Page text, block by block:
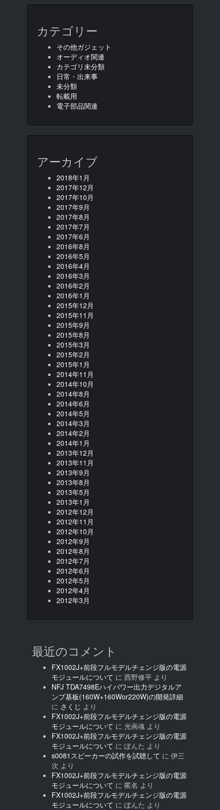
カテゴリー
その他ガジェット
オーディオ関連
カテゴリ未分類
日常・出来事
未分類
転載用
電子部品関連
アーカイブ
2018年1月
2017年12月
2017年10月
2017年9月
2017年8月
2017年7月
2017年6月
2016年8月
2016年5月
2016年4月
2016年3月
2016年2月
2016年1月
2015年12月
2015年11月
2015年9月
2015年8月
2015年3月
2015年2月
2015年1月
2014年11月
2014年10月
2014年8月
2014年6月
2014年5月
2014年3月
2014年2月
2014年1月
2013年12月
2013年11月
2013年9月
2013年8月
2013年5月
2013年1月
2012年12月
2012年11月
2012年10月
2012年9月
2012年8月
2012年7月
2012年6月
2012年5月
2012年4月
2012年3月
最近のコメント
FX1002J+前段フルモデルチェンジ版の電源
モジュールについて に 西野修平 より
NFJ TDA7498Eハイパワー出力デジタルア
ンプ基板(160W+160Wor220W)の開発詳細
に さくじ より
FX1002J+前段フルモデルチェンジ版の電源
モジュールについて に 光画魂 より
FX1002J+前段フルモデルチェンジ版の電源
モジュールについて に ぽんた より
s0081スピーカーの試作を試聴して に 伊三
次 より
FX1002J+前段フルモデルチェンジ版の電源
モジュールについて に 匿名 より
FX1002J+前段フルモデルチェンジ版の電源
モジュールについて に ぽんた より